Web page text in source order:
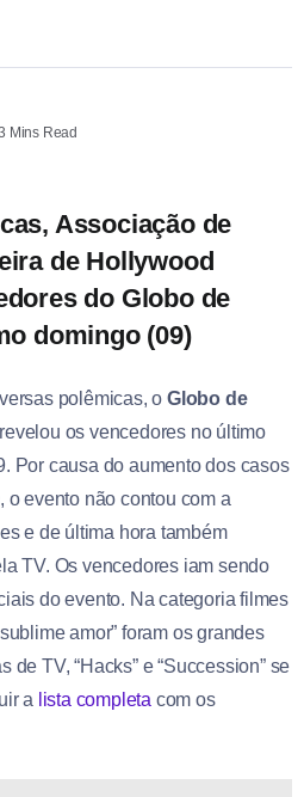
Mins Read
Associação de
de Hollywood
do Globo de
domingo (09)
polêmicas, oGlobo de
os vencedores no último
Por causa do aumento dos casos
o evento não contou com a
e de última hora também
TV. Os vencedores iam sendo
do evento. Na categoria filmes
amor” foram os grandes
TV, “Hacks” e “Succession” se
a lista completa com os